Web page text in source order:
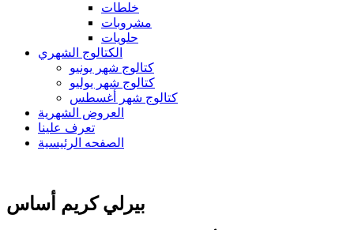
خلطات
مشروبات
حلويات
الكتالوج الشهري
كتالوج شهر يونيو
كتالوج شهر يوليو
كتالوج شهر أغسطس
العروض الشهرية
تعرف علينا
الصفحه الرئيسية
بيرلي كريم أساس